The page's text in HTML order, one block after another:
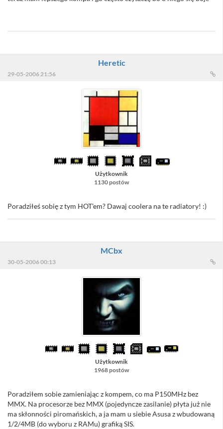
Heretic
29-05-2006 21:56
Użytkownik
1130 postów
Poradziłeś sobię z tym HOT'em? Dawaj coolera na te radiatory! :)
MCbx
30-05-2006 00:13
Użytkownik
1968 postów
Poradziłem sobie zamieniając z kompem, co ma P150MHz bez
MMX. Na procesorze bez MMX (pojedyncze zasilanie) płyta już nie
ma skłonności piromańskich, a ja mam u siebie Asusa z wbudowaną
1/2/4MB (do wyboru z RAMu) grafiką SIS.